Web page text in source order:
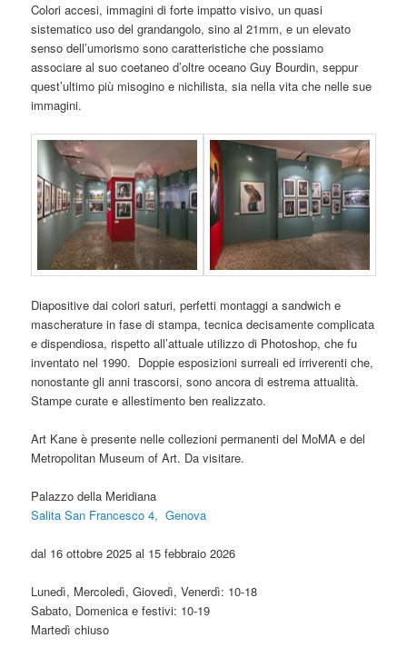
Colori accesi, immagini di forte impatto visivo, un quasi
sistematico uso del grandangolo, sino al 21mm, e un elevato
senso dell’umorismo sono caratteristiche che possiamo
associare al suo coetaneo d’oltre oceano Guy Bourdin, seppur
quest’ultimo più misogino e nichilista, sia nella vita che nelle sue
immagini.
Diapositive dai colori saturi, perfetti montaggi a sandwich e
mascherature in fase di stampa, tecnica decisamente complicata
e dispendiosa, rispetto all’attuale utilizzo di Photoshop, che fu
inventato nel 1990. Doppie esposizioni surreali ed irriverenti che,
nonostante gli anni trascorsi, sono ancora di estrema attualità.
Stampe curate e allestimento ben realizzato.
Art Kane è presente nelle collezioni permanenti del MoMA e del
Metropolitan Museum of Art. Da visitare.
Palazzo della Meridiana
Salita San Francesco 4, Genova
dal 16 ottobre 2025 al 15 febbraio 2026
Lunedì, Mercoledì, Giovedì, Venerdì: 10-18
Sabato, Domenica e festivi: 10-19
Martedì chiuso